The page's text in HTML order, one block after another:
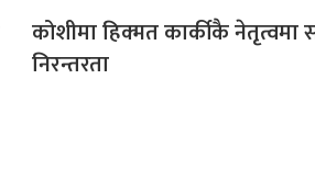
कोशीमा हिक्मत कार्कीकै नेतृत्वमा
निरन्तरता